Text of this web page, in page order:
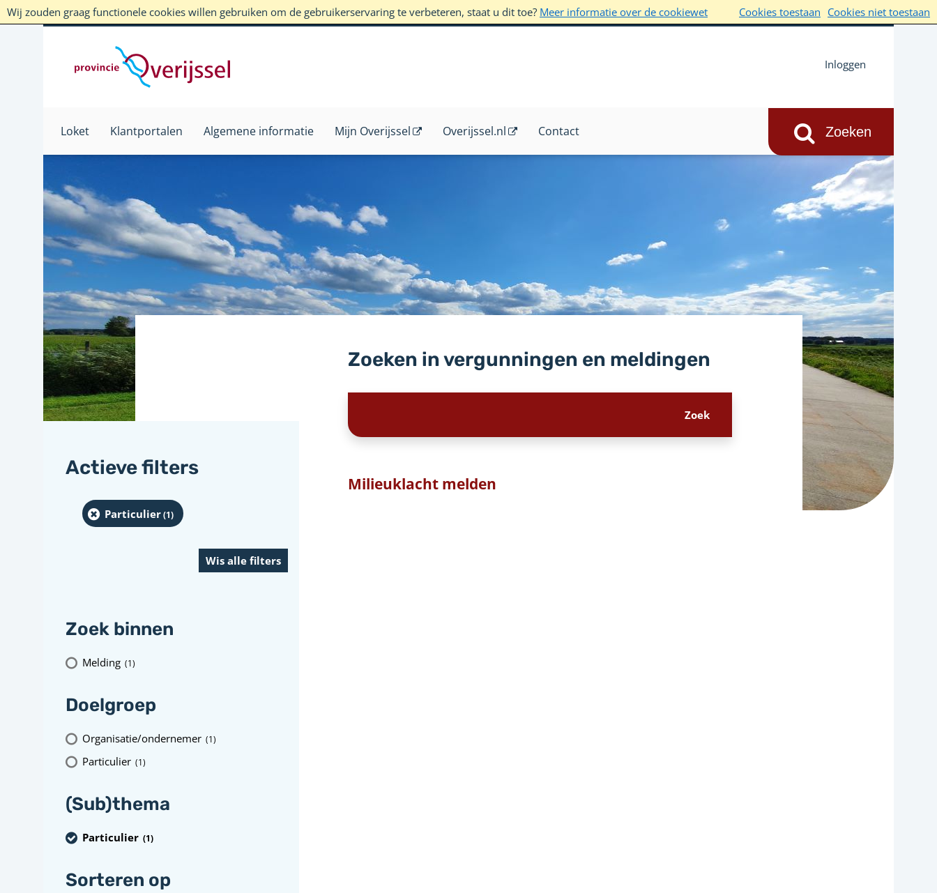
Wij zouden graag functionele cookies willen gebruiken om de gebruikerservaring te verbeteren, staat u dit toe? Meer informatie over de cookiewet Cookies toestaan Cookies niet toestaan
Inloggen
Loket Klantportalen Algemene informatie Mijn Overijssel Overijssel.nl Contact
Zoeken in vergunningen en meldingen
Milieuklacht melden
Actieve filters
Particulier(1)
Zoek binnen
Melding (1)
Doelgroep
Organisatie/ondernemer (1)
Particulier (1)
(Sub)thema
Particulier (1)
Sorteren op